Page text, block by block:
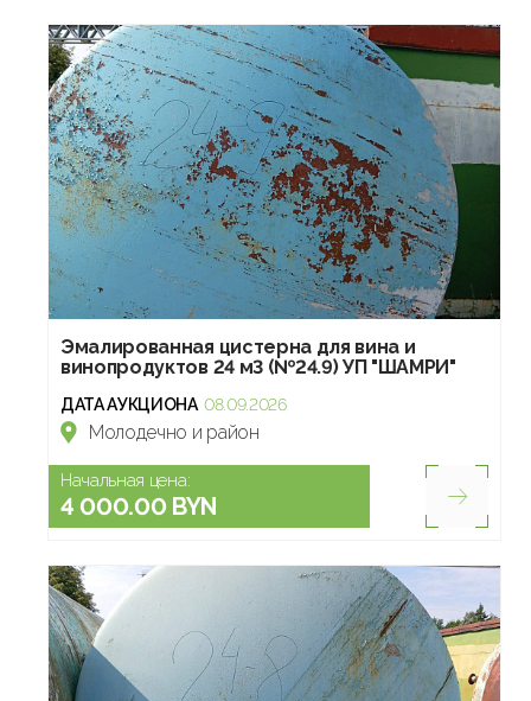
Эмалированная цистерна для вина и
винопродуктов 24 м3 (№24.9) УП "ШАМРИ"
ДАТА АУКЦИОНА 08.09.2026
Молодечно и район
Начальная цена:
4 000.00 BYN